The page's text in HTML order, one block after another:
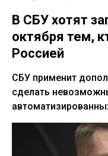
В СБУ хотят
октября тем,
Россией
СБУ применит
сделать